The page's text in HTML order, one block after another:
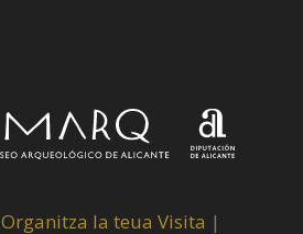
Organitza la teua Visita |